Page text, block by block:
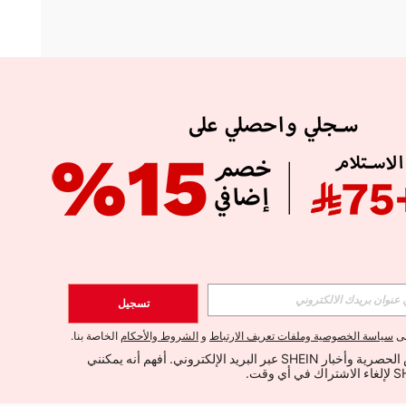
APP
الإشتراك
اشتراك
تسجيل
سياسة الخصوصية وملفات تعريف الارتباط و الشروط والأحكام الخاصة بنا.
أود تلقي العروض الحصرية وأخبار SHEIN عبر البريد الإلكتروني. أفهم أنه يمكنني